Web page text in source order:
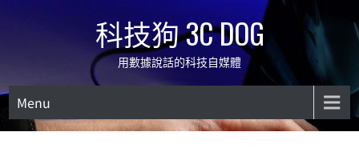
科技狗 3C DOG
用數據說話的科技自媒體
Menu